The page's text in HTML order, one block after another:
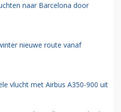
naar Barcelona door
nieuwe route vanaf
vlucht met Airbus A350-900 uit